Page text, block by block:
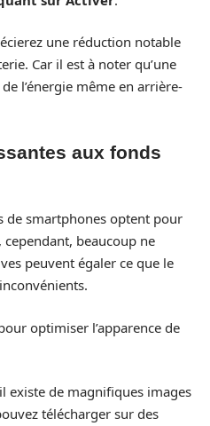
une réduction notable
Car il est à noter qu’une
l’énergie même en arrière-
aux fonds
de smartphones optent pour
cependant, beaucoup ne
peuvent égaler ce que le
optimiser l’apparence de
existe de magnifiques images
télécharger sur des